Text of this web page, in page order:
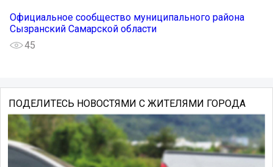
Официальное сообщество муниципального района
Сызранский Самарской области
45
ПОДЕЛИТЕСЬ НОВОСТЯМИ С ЖИТЕЛЯМИ ГОРОДА